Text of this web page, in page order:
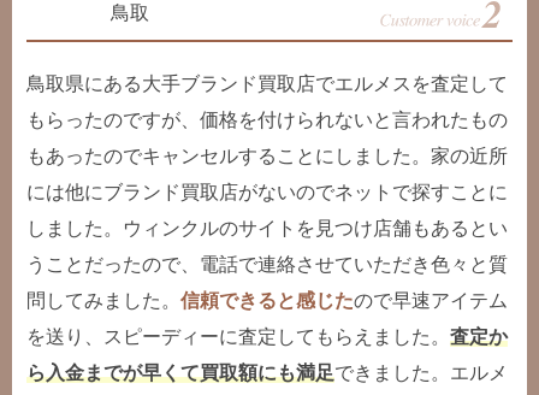
鳥取
鳥取県にある大手ブランド買取店でエルメスを査定して
もらったのですが、価格を付けられないと言われたもの
もあったのでキャンセルすることにしました。家の近所
には他にブランド買取店がないのでネットで探すことに
しました。ウィンクルのサイトを見つけ店舗もあるとい
うことだったので、電話で連絡させていただき色々と質
問してみました。信頼できると感じたので早速アイテム
を送り、スピーディーに査定してもらえました。査定か
ら入金までが早くて買取額にも満足できました。エルメ